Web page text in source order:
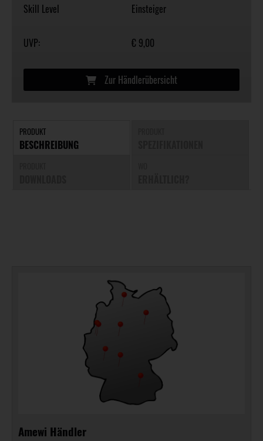
Skill Level
Einsteiger
UVP: € 9,00
Zur Händlerübersicht
PRODUKT
BESCHREIBUNG
Amewi Händler